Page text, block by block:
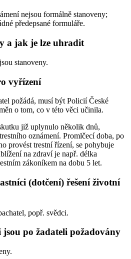
nejsou formálně stanoveny;
předepsané formuláře.
a jak je lze uhradit
stanoveny.
vyřízení
požádá, musí být Policií České
o tom, co v této věci učinila.
již uplynulo několik dnů,
oznámení. Promlčecí doba, po
provést trestní řízení, se pohybuje
na zdraví je např. délka
zákoníkem na dobu 5 let.
(dotčení) řešení životní
popř. svědci.
jsou po žadateli požadovány